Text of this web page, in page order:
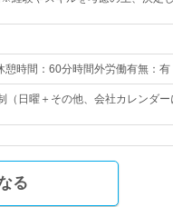
時間：60分時間外労働有無：有
（日曜＋その他、会社カレンダ
る